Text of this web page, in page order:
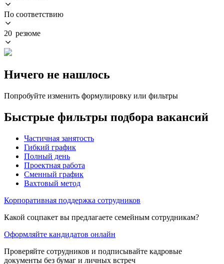
По соответствию
20 резюме
Ничего не нашлось
Попробуйте изменить формулировку или фильтры
Быстрые фильтры подбора вакансий
Частичная занятость
Гибкий график
Полный день
Проектная работа
Сменный график
Вахтовый метод
Корпоративная поддержка сотрудников
Какой соцпакет вы предлагаете семейным сотрудникам?
Оформляйте кандидатов онлайн
Проверяйте сотрудников и подписывайте кадровые
документы без бумаг и личных встреч